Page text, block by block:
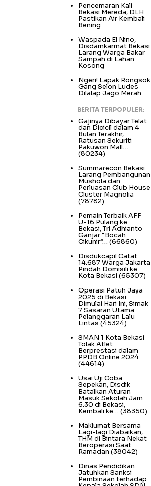
Pencemaran Kali
Bekasi Mereda, DLH
Pastikan Air Kembali
Bening
Waspada El Nino,
Disdamkarmat Bekasi
Larang Warga Bakar
Sampah di Lahan
Kosong
Ngeri! Lapak Rongsok
Gang Selon Ludes
Dilalap Jago Merah
BERITA TERPOPULER:
Gajinya Dibayar Telat
dan Dicicil dalam 4
Bulan Terakhir,
Ratusan Sekuriti
Pakuwon Mall…
(80234)
Summarecon Bekasi
Larang Pembangunan
Mushola dan
Perluasan Club House
Cluster Magnolia
(78782)
Pemain Terbaik AFF
U-16 Pulang ke
Bekasi, Tri Adhianto
Ganjar “Bocah
Cikunir”… (66860)
Disdukcapil Catat
14.687 Warga Jakarta
Pindah Domisili ke
Kota Bekasi (65307)
Operasi Patuh Jaya
2025 di Bekasi
Dimulai Hari Ini, Simak
7 Sasaran Utama
Pelanggaran Lalu
Lintas(45324)
SMAN 1 Kota Bekasi
Tolak Atlet
Berprestasi dalam
PPDB Online 2024
(44614)
Usai Uji Coba
Sepekan, Disdik
Batalkan Aturan
Masuk Sekolah Jam
6.30 di Bekasi,
Kembali ke… (38350)
Maklumat Bersama
Lagi-lagi Diabaikan,
THM di Bintara Nekat
Beroperasi Saat
Ramadan (38042)
Dinas Pendidikan
Jatuhkan Sanksi
Pembinaan terhadap